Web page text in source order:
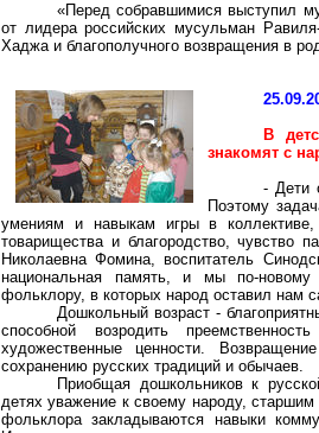
«Передсобравшимися выступил
от лидера российских мусульман
Хаджа и благополучного возвращения в
В
знакомят с
- Дети
Поэтому
умениям и навыкам игры в
товарищества и благородство, чувство
Николаевна Фомина, воспитатель
национальная память, и мы по-новому
фольклору, в которых народ оставил нам
Дошкольный возраст -
способной возродить
художественные ценности.
сохранению русских традиций и обычаев.
Приобщая дошкольников к
детях уважение к своему народу,
фольклора закладываются навыки